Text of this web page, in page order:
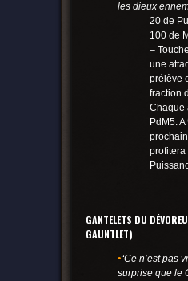
les dieux
20 de
100 de
–
une
prélève
fraction
Chaque
PdM5.
profitera
GANTELETS DU
GAUNTLET)
•“Ce n’est pas
surprise que le